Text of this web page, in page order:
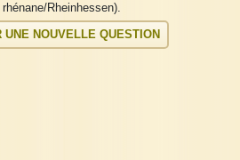
Rheinhessen).
UNE NOUVELLE QUESTION